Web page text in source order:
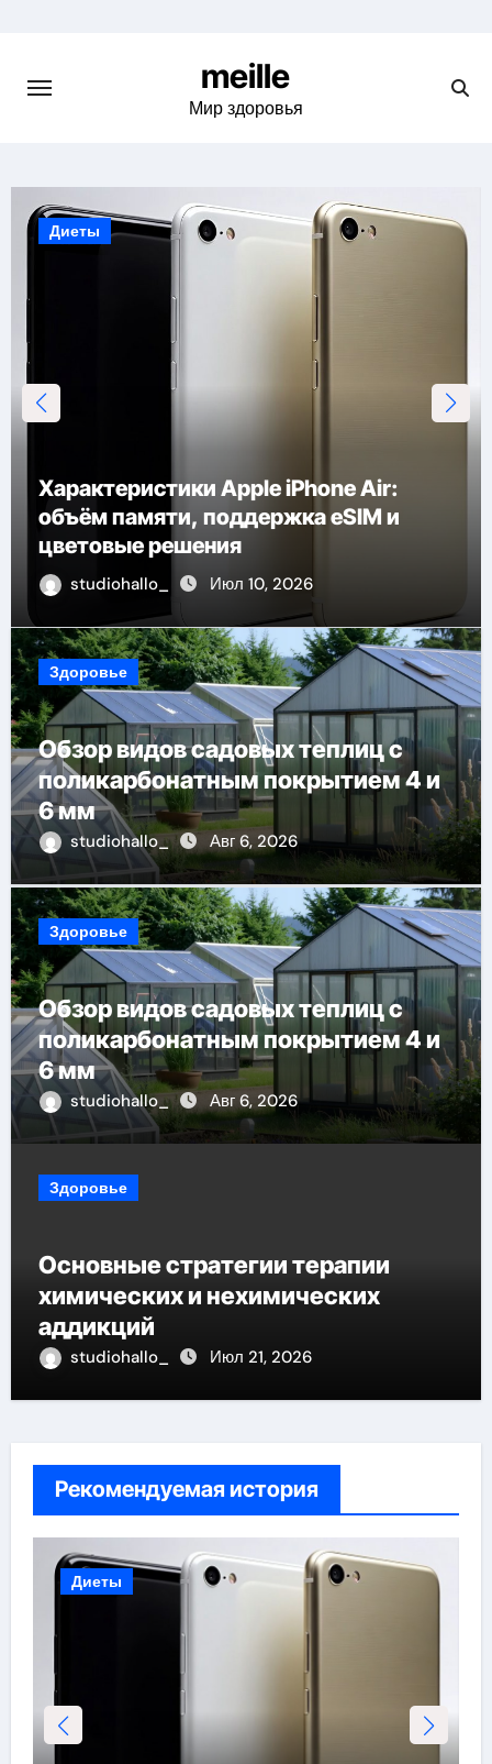
content
meille
Мир здоровья
Диеты
Характеристики Apple iPhone Air:
объём памяти, поддержка eSIM и
цветовые решения
studiohallo_ Июл 10, 2026
Здоровье
Обзор видов садовых теплиц с
поликарбонатным покрытием 4 и
6 мм
studiohallo_ Авг 6, 2026
Здоровье
Обзор видов садовых теплиц с
поликарбонатным покрытием 4 и
6 мм
studiohallo_ Авг 6, 2026
Здоровье
Основные стратегии терапии
химических и нехимических
аддикций
studiohallo_ Июл 21, 2026
Рекомендуемая история
Диеты